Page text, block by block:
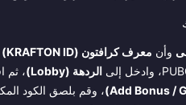
وأن معرف كرافتون (KRAFTON ID) مرتبط
الردهة (Lobby) ، ثم